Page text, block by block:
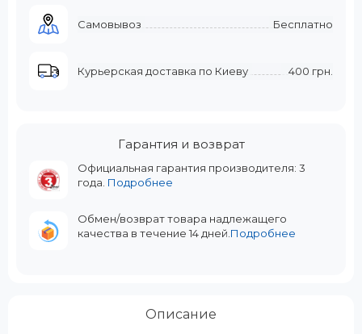
Самовывоз Бесплатно
Курьерская доставка по Киеву 400 грн.
Гарантия и возврат
Официальная гарантия производителя: 3
года. Подробнее
Обмен/возврат товара надлежащего
качества в течение 14 дней. Подробнее
Описание